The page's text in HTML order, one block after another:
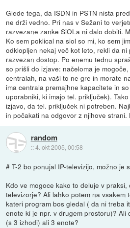
Glede tega, da ISDN in PSTN nista
ne drži vedno. Pri nas v Sežani to
razvezane zanke SiOLa ni dalo dobiti.
Ko sem poklical na siol so mi, ko sem
odklopljen nekaj več kot leto, rekli da
razvezan dostop. Po enemu tednu
so prišli do izjave: načeloma je
centralah, na vaši to ne gre in morate
ima centrala premajhne kapacitete in
uporabniki, ki imajo tel. priključek).
izjavo, da tel. priključek ni potreben.
in počakati na odgovor z njihove strani.
random
::4. okt 2005, 00:58
# T-2 bo ponujal IP-televizijo, možno je
Kdo ve mogoce kako to deluje v praksi,
televizorje? Ali lahko potem na vsakem
kateri program bos gledal ( da ni treba
enote ki je npr. v drugem prostoru)? Ali
(s 3 izhodi) ali 3 enote?